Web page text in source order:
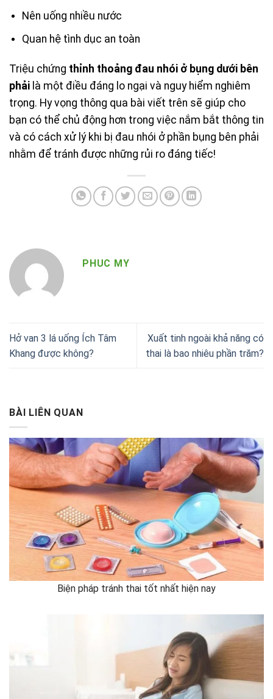
Nên uống nhiều nước
Quan hệ tình dục an toàn
Triệu chứng thỉnh thoảng đau nhói ở bụng dưới bên
phải là một điều đáng lo ngại và nguy hiểm nghiêm
trọng. Hy vọng thông qua bài viết trên sẽ giúp cho
bạn có thể chủ động hơn trong việc nắm bắt thông tin
và có cách xử lý khi bị đau nhói ở phần bụng bên phải
nhằm để tránh được những rủi ro đáng tiếc!
PHUC MY
Hở van 3 lá uống Ích Tâm
Khang được không?
Xuất tinh ngoài khả năng có
thai là bao nhiêu phần trăm?
BÀI LIÊN QUAN
Biện pháp tránh thai tốt nhất hiện nay